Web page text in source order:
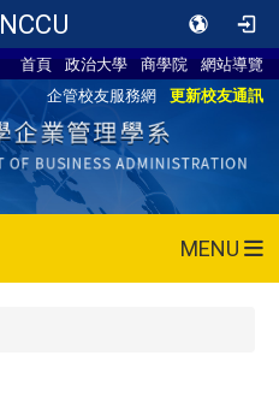
NCCU
首頁 政治大學 商學院
網站導覽
企管校友服務網
更新校友通訊
MENU